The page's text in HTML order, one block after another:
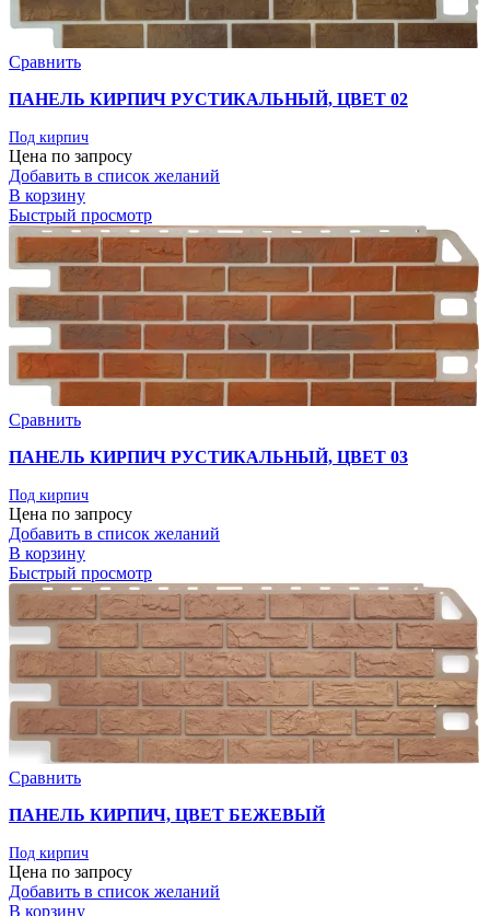
Сравнить
ПАНЕЛЬ КИРПИЧ РУСТИКАЛЬНЫЙ, ЦВЕТ 02
Под кирпич
Цена по запросу
Добавить в список желаний
В корзину
Быстрый просмотр
Сравнить
ПАНЕЛЬ КИРПИЧ РУСТИКАЛЬНЫЙ, ЦВЕТ 03
Под кирпич
Цена по запросу
Добавить в список желаний
В корзину
Быстрый просмотр
Сравнить
ПАНЕЛЬ КИРПИЧ, ЦВЕТ БЕЖЕВЫЙ
Под кирпич
Цена по запросу
Добавить в список желаний
В корзину